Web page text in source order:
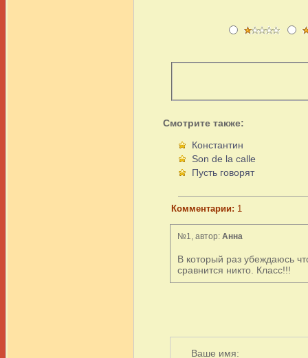
Смотрите также:
Константин
Son de la calle
Пусть говорят
Комментарии: 1
№1, автор: Анна
В который раз убеждаюсь
сравнится никто. Класс!!!
Ваше имя: